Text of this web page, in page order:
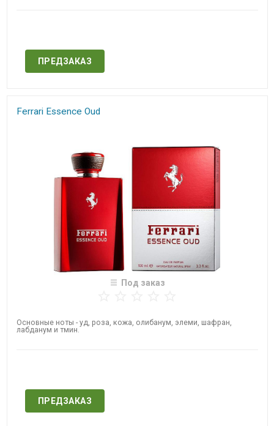
ПРЕДЗАКАЗ
Ferrari Essence Oud
Под заказ
Основные ноты - уд, роза, кожа, олибанум, элеми, шафран,
лабданум и тмин.
ПРЕДЗАКАЗ